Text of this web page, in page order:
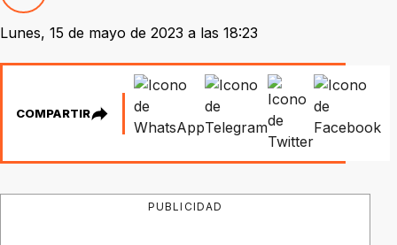
Lunes, 15 de mayo de 2023 a las 18:23
COMPARTIR
PUBLICIDAD